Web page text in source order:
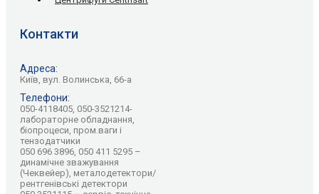
Контакти
Адреса:
Київ, вул. Волинська, 66-а
Телефони:
050-4118405, 050-3521214-
лабораторне обладнання,
біопроцеси, пром.ваги і
тензодатчики
050 696 3896, 050 411 5295 –
динамічне зважування
(Чеквейер), металодетектори/
рентгенівські детектори